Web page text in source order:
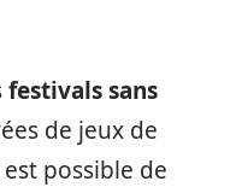
festivals sans
de jeux de
possible de